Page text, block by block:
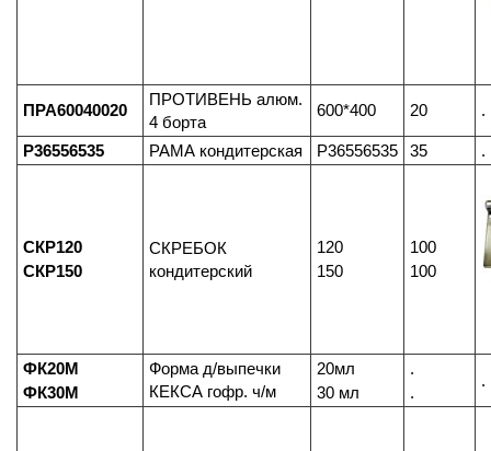
ПРА60040020
ПРОТИВЕНЬ алюм.
4 борта
600*400 20 .
Р36556535 РАМА кондитерская Р36556535 35 .
СКР120
СКР150
СКРЕБОК
кондитерский
120
150
100
100
ФК20М
ФК30М
Форма д/выпечки
КЕКСА гофр. ч/м
20мл
30 мл
.
.
.